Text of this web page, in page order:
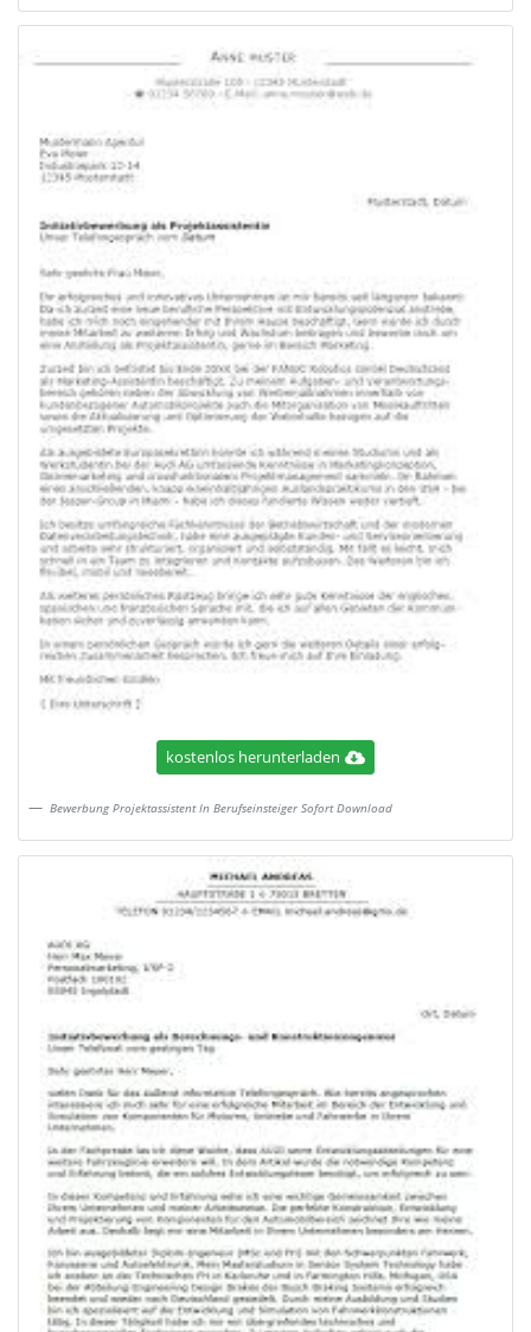
kostenlos herunterladen
Bewerbung Projektassistent In Berufseinsteiger Sofort Download